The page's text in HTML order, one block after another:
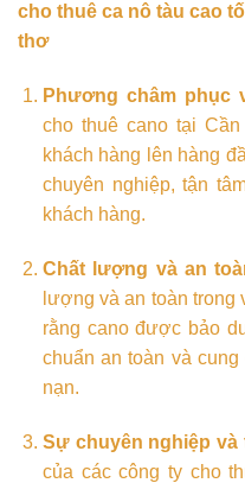
cho thuê ca nô tàu cao
thơ
Phương châm phục
cho thuê cano tại
khách hàng lên hàng
chuyên nghiệp, tận
khách hàng.
Chất lượng và an
lượng và an toàn trong
rằng cano được bảo
chuẩn an toàn và
nạn.
Sự chuyên nghiệp và
của các công ty cho